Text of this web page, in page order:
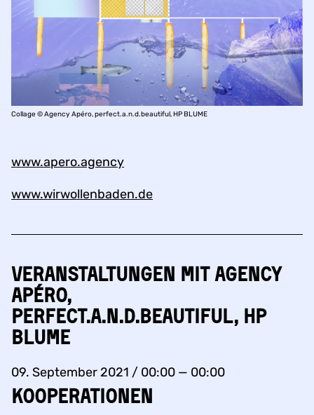
Collage © Agency Apéro, perfect.a.n.d.beautiful, HP BLUME
www.apero.agency
www.wirwollenbaden.de
Veranstaltungen mit Agency
Apéro,
perfect.a.n.d.beautiful, HP
BLUME
09. September 2021 / 00:00 — 00:00
KOOPERATIONEN